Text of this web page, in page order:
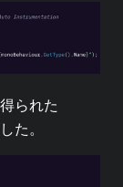
られた
た。